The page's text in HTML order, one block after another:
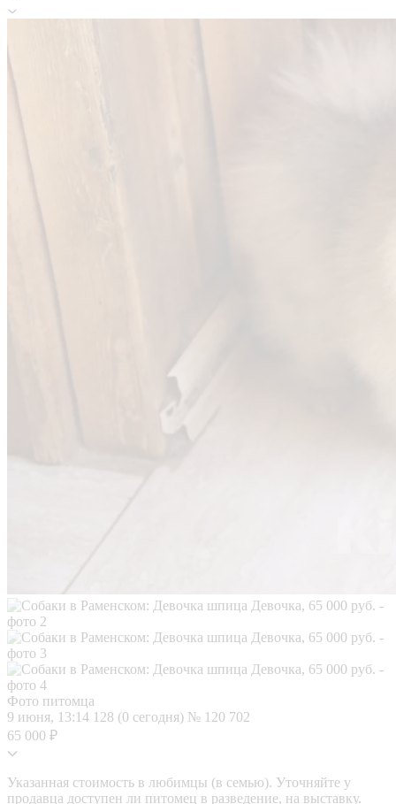
Фото питомца
9 июня, 13:14 128 (0 сегодня) № 120 702
65 000 ₽
Указанная стоимость в любимцы (в семью). Уточняйте у
продавца доступен ли питомец в разведение, на выставку.